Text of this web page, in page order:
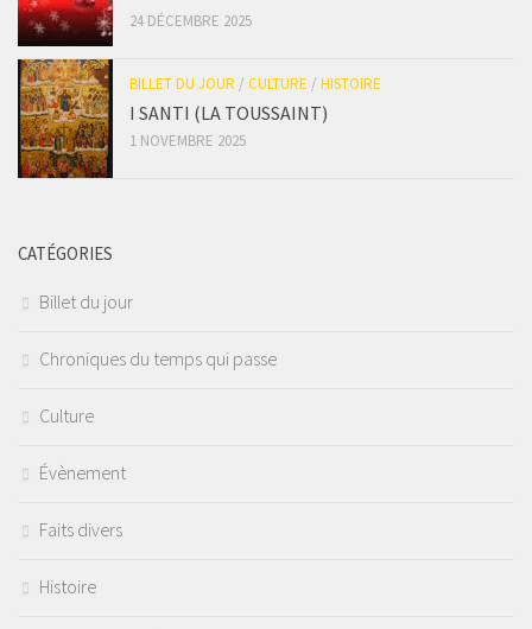
24 DÉCEMBRE 2025
BILLET DU JOUR / CULTURE / HISTOIRE
I SANTI (LA TOUSSAINT)
1 NOVEMBRE 2025
CATÉGORIES
Billet du jour
Chroniques du temps qui passe
Culture
Évènement
Faits divers
Histoire